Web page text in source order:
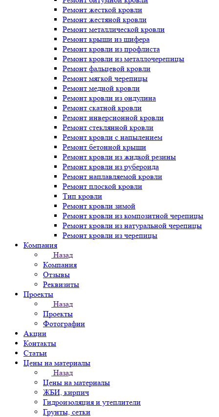
Ремонт жесткой кровли
Ремонт жестяной кровли
Ремонт металлической кровли
Ремонт крыши из шифера
Ремонт кровли из профлиста
Ремонт кровли из металлочерепицы
Ремонт фальцевой кровли
Ремонт мягкой черепицы
Ремонт медной кровли
Ремонт кровли из ондулина
Ремонт скатной кровли
Ремонт инверсионной кровли
Ремонт стеклянной кровли
Ремонт кровли с напылением
Ремонт бетонной крыши
Ремонт кровли из жидкой резины
Ремонт кровли из рубероида
Ремонт наплавляемой кровли
Ремонт плоской кровли
Тип кровли
Ремонт кровли зимой
Ремонт кровли из композитной черепицы
Ремонт кровли из натуральной черепицы
Ремонт кровли из черепицы
Компания
Назад
Компания
Отзывы
Реквизиты
Проекты
Назад
Проекты
Фотографии
Акции
Контакты
Статьи
Цены на материалы
Назад
Цены на материалы
ЖБИ, кирпич
Гидроизоляция и утеплители
Грунты, сетки